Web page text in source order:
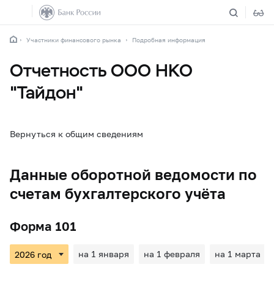
Участники финансового рынка Подробная информация
Отчетность ООО НКО
"Тайдон"
Вернуться к общим сведениям
Данные оборотной ведомости по
счетам бухгалтерского учёта
Форма 101
на 1 января на 1 февраля на 1 марта